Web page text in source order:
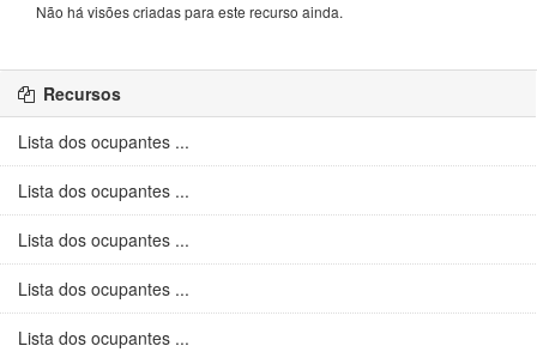
Não há visões criadas para este recurso ainda.
Recursos
Lista dos ocupantes ...
Lista dos ocupantes ...
Lista dos ocupantes ...
Lista dos ocupantes ...
Lista dos ocupantes ...